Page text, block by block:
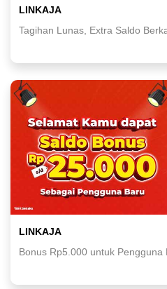
LINKAJA
Tagihan Lunas, Extra Saldo
LINKAJA
Bonus Rp5.000 untuk Pengguna